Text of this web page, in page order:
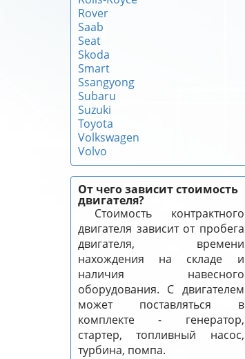
Rover
Saab
Seat
Skoda
Smart
Ssangyong
Subaru
Suzuki
Toyota
Volkswagen
Volvo
От чего зависит стоимость
двигателя?
Стоимость контрактного
двигателя зависит от пробега
двигателя, времени
нахождения на складе и
наличия навесного
оборудования. С двигателем
может поставляться в
комплекте - генератор,
стартер, топливный насос,
турбина, помпа.